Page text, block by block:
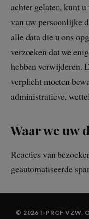
achter gelaten, kunt
van uw persoonlijke
alle data die u ons
verzoeken dat we
hebben verwijderen.
verplicht moeten
administratieve,
Waar we uw
Reacties van
geautomatiseerde
© 2026 I-PROF VZW,